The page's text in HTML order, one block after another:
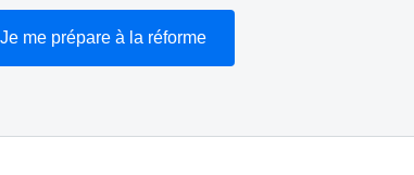
Je me prépare à la réforme